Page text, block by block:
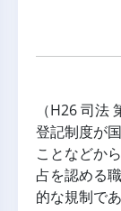
（H26 司法
登記制度が
ことなどか
占を認める
的な規制であ